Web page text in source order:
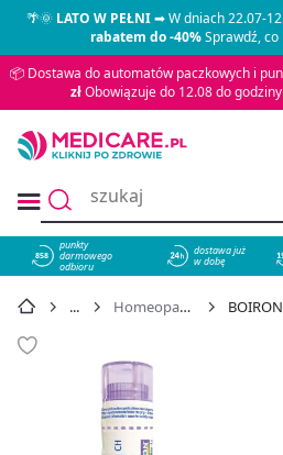
🌴🌞LATO W PEŁNI➡ W dniach 22.07-
rabatem do -40%Sprawdź,
📦 Dostawa do automatów paczkowych i
złObowiązuje do 12.08 do
858
punkty
darmowego
odbioru
dostawa już
w dobę
Homeopatia BOIRON